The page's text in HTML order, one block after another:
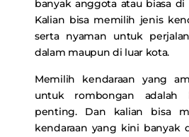
banyak anggota atau biasa
Kalian bisa memilih jenis
serta nyaman untuk
dalam maupun di luar kota.
Memilih kendaraan yang
untuk rombongan adalah
penting. Dan kalian bisa
kendaraan yang kini banyak